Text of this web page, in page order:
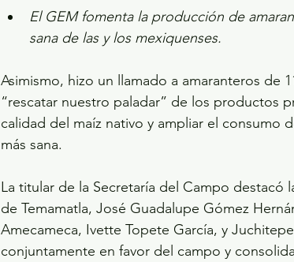
El GEM fomenta la producción de
sana de las y los mexiquenses.
Asimismo, hizo un llamado a amaranteros de
“rescatar nuestro paladar” de los productos
calidad del maíz nativo y ampliar el consumo
más sana.
La titular de la Secretaría del Campo
de Temamatla, José Guadalupe Gómez
Amecameca, Ivette Topete García, y
conjuntamente en favor del campo y